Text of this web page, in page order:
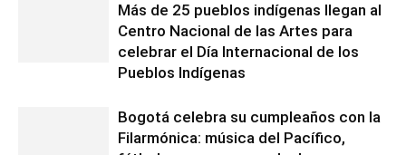
Más de 25 pueblos indígenas llegan al
Centro Nacional de las Artes para
celebrar el Día Internacional de los
Pueblos Indígenas
Bogotá celebra su cumpleaños con la
Filarmónica: música del Pacífico,